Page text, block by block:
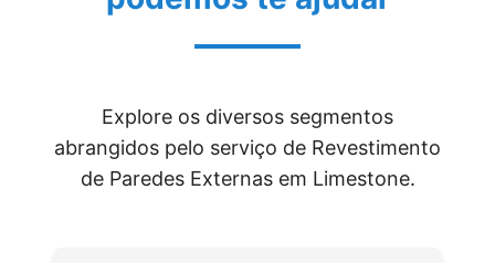
Explore os diversos segmentos
abrangidos pelo serviço de Revestimento
de Paredes Externas em Limestone.